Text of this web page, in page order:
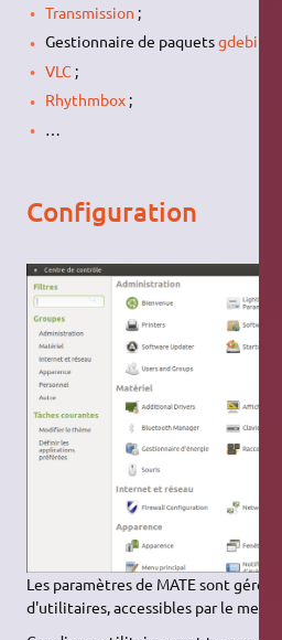
Transmission ;
Gestionnaire de paquetsgdebi
VLC ;
Rhythmbox;
…
Configuration
Les paramètres de MATE sont gérés
d'utilitaires, accessibles par le menu